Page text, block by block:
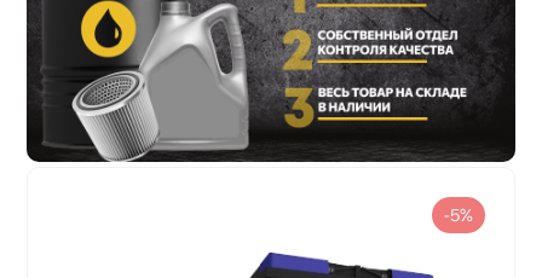
-5%